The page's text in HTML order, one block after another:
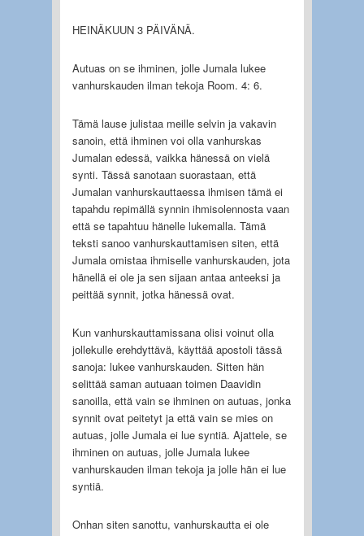
HEINÄKUUN 3 PÄIVÄNÄ.
Autuas on se ihminen, jolle Jumala lukee
vanhurskauden ilman tekoja Room. 4: 6.
Tämä lause julistaa meille selvin ja vakavin
sanoin, että ihminen voi olla vanhurskas
Jumalan edessä, vaikka hänessä on vielä
synti. Tässä sanotaan suorastaan, että
Jumalan vanhurskauttaessa ihmisen tämä ei
tapahdu repimällä synnin ihmisolennosta vaan
että se tapahtuu hänelle lukemalla. Tämä
teksti sanoo vanhurskauttamisen siten, että
Jumala omistaa ihmiselle vanhurskauden, jota
hänellä ei ole ja sen sijaan antaa anteeksi ja
peittää synnit, jotka hänessä ovat.
Kun vanhurskauttamissana olisi voinut olla
jollekulle erehdyttävä, käyttää apostoli tässä
sanoja: lukee vanhurskauden. Sitten hän
selittää saman autuaan toimen Daavidin
sanoilla, että vain se ihminen on autuas, jonka
synnit ovat peitetyt ja että vain se mies on
autuas, jolle Jumala ei lue syntiä. Ajattele, se
ihminen on autuas, jolle Jumala lukee
vanhurskauden ilman tekoja ja jolle hän ei lue
syntiä.
Onhan siten sanottu, vanhurskautta ei ole